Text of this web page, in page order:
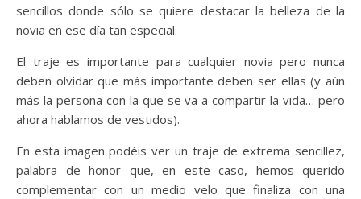
sencillos donde sólo se quiere destacar la belleza de la
novia en ese día tan especial.
El traje es importante para cualquier novia pero nunca
deben olvidar que más importante deben ser ellas (y aún
más la persona con la que se va a compartir la vida… pero
ahora hablamos de vestidos).
En esta imagen podéis ver un traje de extrema sencillez,
palabra de honor que, en este caso, hemos querido
complementar con un medio velo que finaliza con una